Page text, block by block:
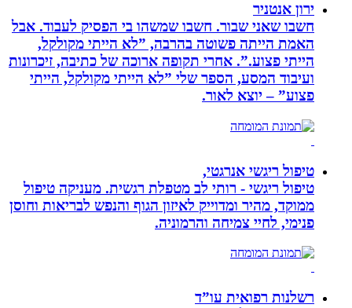
ירון אנטניר
חשבו שאני שבור. חשבו שמשהו בי הפסיק לעבוד. אבל
האמת הייתה פשוטה בהרבה, ”לא הייתי מקולקל,
הייתי פצוע.”. אחרי תקופה ארוכה של כתיבה, זיכרונות
ועיבוד המסע, הספר שלי ”לא הייתי מקולקל, הייתי
פצוע” – יוצא לאור.
טיפול ריגשי אנרגטי,
טיפול ריגשי - רותי לב מטפלת רגשית. מעניקה טיפול
ממוקד, מהיר ומדוייק לאיזון הגוף והנפש לבריאות וחוסן
פנימי, לחיי צמיחה והרמוניה.
רשלנות רפואית עו”ד